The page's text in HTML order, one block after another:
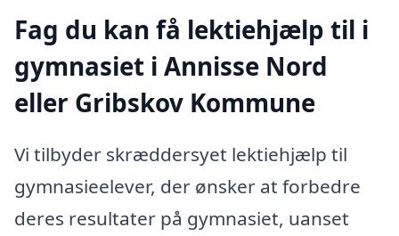
Fag du kan få lektiehjælp til i
gymnasiet i Annisse Nord
eller Gribskov Kommune
Vi tilbyder skræddersyet lektiehjælp til
gymnasieelever, der ønsker at forbedre
deres resultater på gymnasiet, uanset